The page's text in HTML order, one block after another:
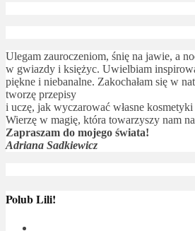
Ulegam zauroczeniom, śnię na jawie, a
w gwiazdy i księżyc. Uwielbiam
piękne i niebanalne. Zakochałam się w
tworzę przepisy
i uczę, jak wyczarować własne
Wierzę w magię, która towarzyszy nam
Zapraszam do mojego świata!
Adriana Sadkiewicz
Polub Lili!